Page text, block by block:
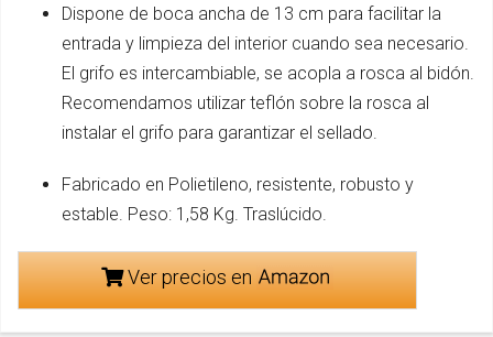
Dispone de boca ancha de 13 cm para facilitar la
entrada y limpieza del interior cuando sea necesario.
El grifo es intercambiable, se acopla a rosca al bidón.
Recomendamos utilizar teflón sobre la rosca al
instalar el grifo para garantizar el sellado.
Fabricado en Polietileno, resistente, robusto y
estable. Peso: 1,58 Kg. Traslúcido.
Ver precios en